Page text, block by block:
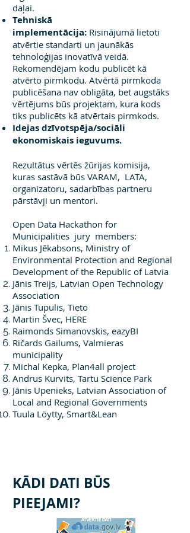
daļai.
Tehniskā
implementācija: Risinājumā lietoti
atvērtie standarti un jaunākās
tehnoloģijas inovatīvā veidā.
Rekomendējam kodu publicēt kā
atvērto pirmkodu. Atvērtā pirmkoda
publicēšana nav obligāta, bet augstāks
vērtējums būs projektam, kura kods
tiks publicēts kā atvērtais pirmkods.
Idejas dzīvotspēja/sociāli
ekonomiskais ieguvums.
Rezultātus vērtēs žūrijas komisija,
kuras sastāvā būs VARAM, LATA,
organizatoru, sadarbības partneru
pārstāvji un mentori.
Open Data Hackathon for
Municipalities jury members:
Mikus Jēkabsons, Ministry of
Environmental Protection and Regional
Development of the Republic of Latvia
Jānis Treijs, Latvian Open Technology
Association
Jānis Tupulis, Tieto
Martin Švec, HERE
Raimonds Simanovskis, eazyBI
Ričards Gailums, Valmieras
municipality
Michal Kepka, Plan4all project
Andrus Kurvits, Tartu Science Park
Jānis Upenieks, Latvian Association of
Local and Regional Governments
Tuula Löytty, Smart&Lean
KĀDI DATI BŪS
PIEEJAMI?